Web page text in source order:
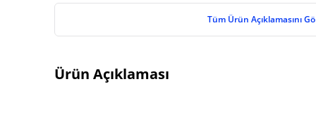
Tüm Ürün Açıklamasını
Ürün Açıklaması